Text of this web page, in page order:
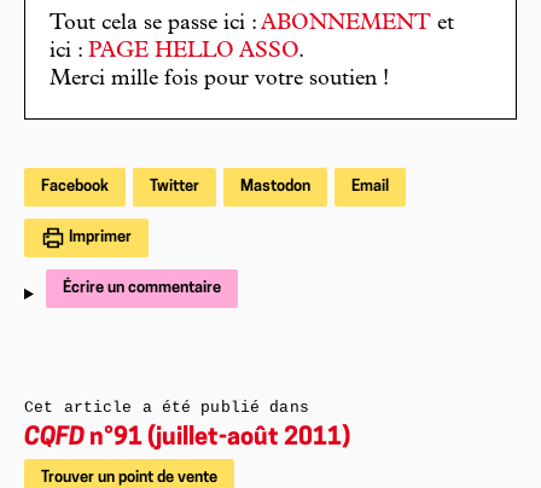
Tout cela se passe ici : ABONNEMENT et
ici : PAGE HELLO ASSO.
Merci mille fois pour votre soutien !
Facebook Twitter Mastodon Email
Imprimer
Écrire un commentaire
Cet article a été publié dans
CQFD n°91 (juillet-août 2011)
Trouver un point de vente